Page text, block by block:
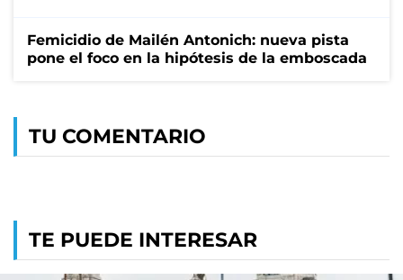
Femicidio de Mailén Antonich: nueva pista
pone el foco en la hipótesis de la emboscada
TU COMENTARIO
TE PUEDE INTERESAR